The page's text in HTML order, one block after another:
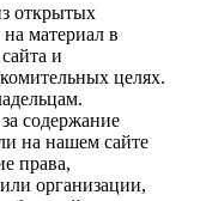
открытых
материал в
и
целях.
содержание
на нашем сайте
права,
организации,